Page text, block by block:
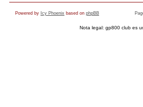
Powered by Icy Phoenix based on phpBB
Nota legal: gp800 club es